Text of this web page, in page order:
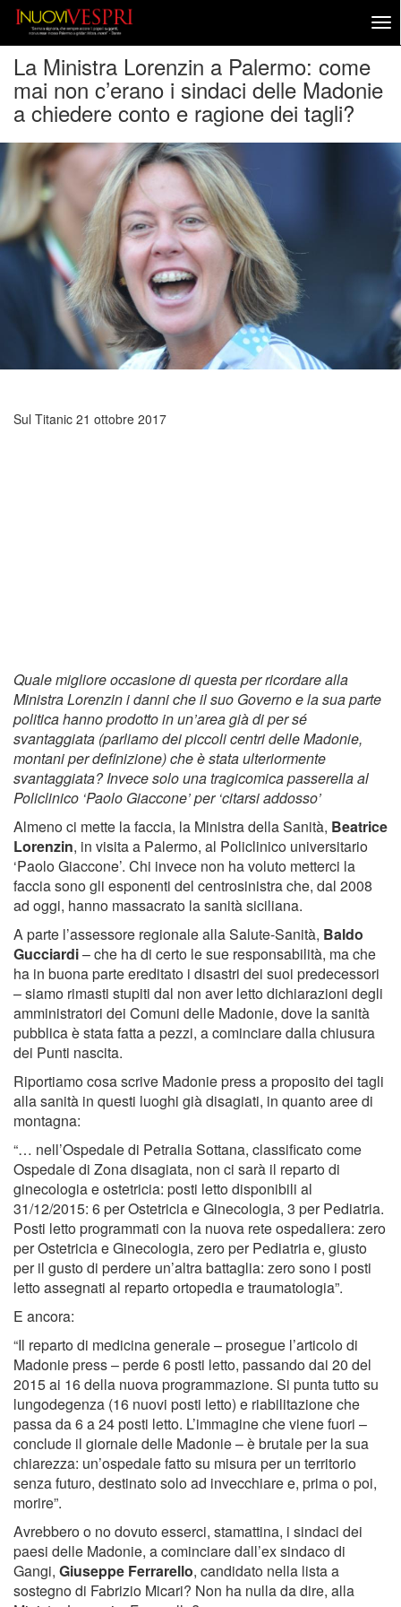
La Ministra Lorenzin a Palermo: come
mai non c’erano i sindaci delle Madonie
a chiedere conto e ragione dei tagli?
Sul Titanic 21 ottobre 2017
Quale migliore occasione di questa per ricordare alla
Ministra Lorenzin i danni che il suo Governo e la sua parte
politica hanno prodotto in un’area già di per sé
svantaggiata (parliamo dei piccoli centri delle Madonie,
montani per definizione) che è stata ulteriormente
svantaggiata? Invece solo una tragicomica passerella al
Policlinico ‘Paolo Giaccone’ per ‘citarsi addosso’
Almeno ci mette la faccia, la Ministra della Sanità, Beatrice
Lorenzin, in visita a Palermo, al Policlinico universitario
‘Paolo Giaccone’. Chi invece non ha voluto metterci la
faccia sono gli esponenti del centrosinistra che, dal 2008
ad oggi, hanno massacrato la sanità siciliana.
A parte l’assessore regionale alla Salute-Sanità, Baldo
Gucciardi– che ha di certo le sue responsabilità, ma che
ha in buona parte ereditato i disastri dei suoi predecessori
– siamo rimasti stupiti dal non aver letto dichiarazioni degli
amministratori dei Comuni delle Madonie, dove la sanità
pubblica è stata fatta a pezzi, a cominciare dalla chiusura
dei Punti nascita.
Riportiamo cosa scrive Madonie press a proposito dei tagli
alla sanità in questi luoghi già disagiati, in quanto aree di
montagna:
“… nell’Ospedale di Petralia Sottana, classificato come
Ospedale di Zona disagiata, non ci sarà il reparto di
ginecologia e ostetricia: posti letto disponibili al
31/12/2015: 6 per Ostetricia e Ginecologia, 3 per Pediatria.
Posti letto programmati con la nuova rete ospedaliera: zero
per Ostetricia e Ginecologia, zero per Pediatria e, giusto
per il gusto di perdere un’altra battaglia: zero sono i posti
letto assegnati al reparto ortopedia e traumatologia”.
E ancora:
“Il reparto di medicina generale – prosegue l’articolo di
Madonie press – perde 6 posti letto, passando dai 20 del
2015 ai 16 della nuova programmazione. Si punta tutto su
lungodegenza (16 nuovi posti letto) e riabilitazione che
passa da 6 a 24 posti letto. L’immagine che viene fuori –
conclude il giornale delle Madonie – è brutale per la sua
chiarezza: un’ospedale fatto su misura per un territorio
senza futuro, destinato solo ad invecchiare e, prima o poi,
morire”.
Avrebbero o no dovuto esserci, stamattina, i sindaci dei
paesi delle Madonie, a cominciare dall’ex sindaco di
Gangi, Giuseppe Ferrarello, candidato nella lista a
sostegno di Fabrizio Micari? Non ha nulla da dire, alla